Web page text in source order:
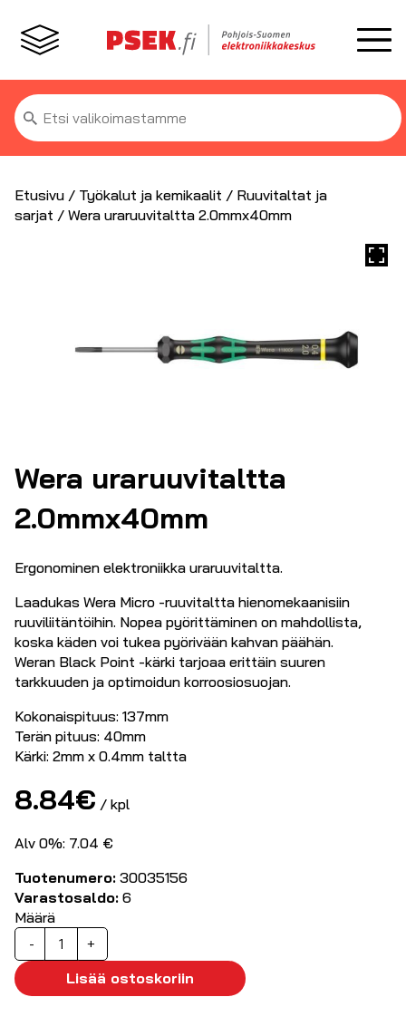
Etsi:
Etusivu / Työkalut ja kemikaalit / Ruuvitaltat ja
sarjat / Wera uraruuvitaltta 2.0mmx40mm
Wera uraruuvitaltta
2.0mmx40mm
Ergonominen elektroniikka uraruuvitaltta.
Laadukas Wera Micro -ruuvitaltta hienomekaanisiin
ruuviliitäntöihin. Nopea pyörittäminen on mahdollista,
koska käden voi tukea pyörivään kahvan päähän.
Weran Black Point -kärki tarjoaa erittäin suuren
tarkkuuden ja optimoidun korroosiosuojan.
Kokonaispituus: 137mm
Terän pituus: 40mm
Kärki: 2mm x 0.4mm taltta
8.84€ / kpl
Alv 0%: 7.04 €
Tuotenumero: 30035156
Varastosaldo: 6
Määrä
-
Wera
uraruuvitaltta
2.0mmx40mm
määrä
+
Lisää ostoskoriin